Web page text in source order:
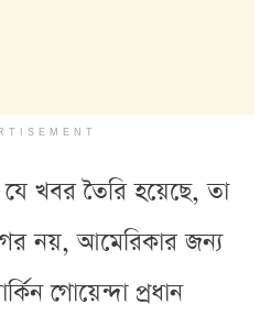
যে খবর তৈরি হয়েছে, তা
নয়, আমেরিকার জন্য
গোয়েন্দা প্রধান